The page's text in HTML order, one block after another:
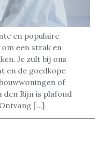
en populaire
om een strak en
Je zult bij ons
en de goedkope
of
den Rijn is plafond
[…]